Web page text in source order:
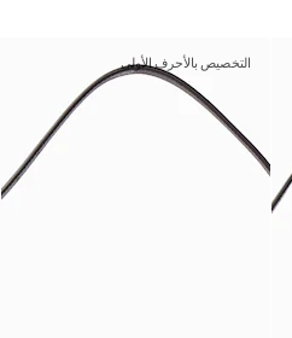
التخصيص بالأحرف الأولى